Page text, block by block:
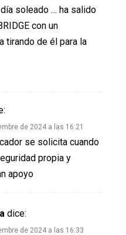
soleado … ha salido
con un
tirando de él para la
de 2024 a las 16:21
se solicita cuando
propia y
apoyo
dice:
de 2024 a las 16:33